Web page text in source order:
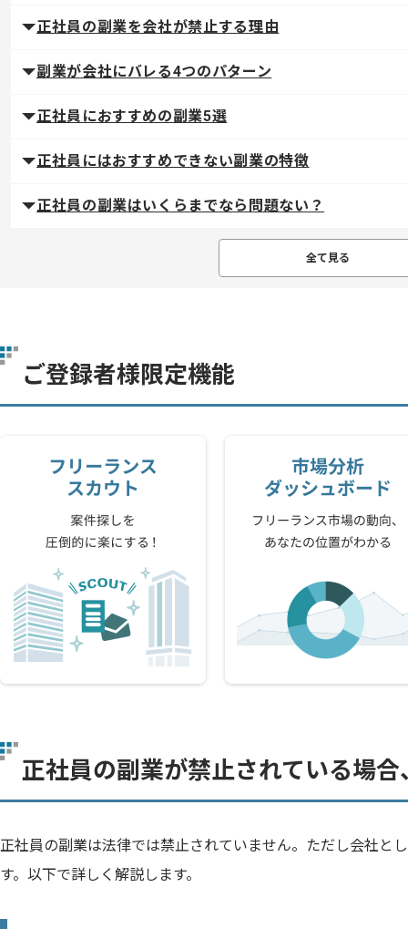
正社員の副業を会社が禁止する理由
副業が会社にバレる4つのパターン
正社員におすすめの副業5選
正社員にはおすすめできない副業の特徴
正社員の副業はいくらまでなら問題ない？
全て見る
ご登録者様限定機能
正社員の副業が禁止されている場
正社員の副業は法律では禁止されていません。ただし会社と
す。以下で詳しく解説します。